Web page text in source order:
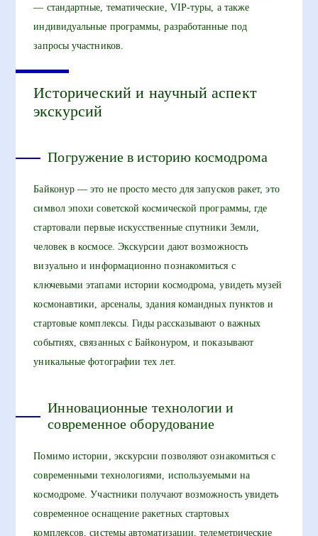
— стандартные, тематические, VIP-туры, а также
индивидуальные программы, разработанные под
запросы участников.
Исторический и научный аспект
экскурсий
Погружение в историю космодрома
Байконур — это не просто место для запусков ракет, это
символ эпохи советской космической программы, где
стартовали первые искусственные спутники Земли,
человек в космосе. Экскурсии дают возможность
визуально и информационно познакомиться с
ключевыми этапами истории космодрома, увидеть музей
космонавтики, арсеналы, здания командных пунктов и
стартовые комплексы. Гиды рассказывают о важных
событиях, связанных с Байконуром, и показывают
уникальные фотографии тех лет.
Инновационные технологии и
современное оборудование
Помимо истории, экскурсии позволяют ознакомиться с
современными технологиями, используемыми на
космодроме. Участники получают возможность увидеть
современное оснащение ракетных стартовых
комплексов, системы автоматизации, телеметрические